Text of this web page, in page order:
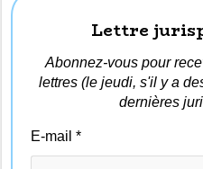
Lettre
Abonnez-vous pour
lettres (le jeudi, s'il y a
dernières
E-mail*